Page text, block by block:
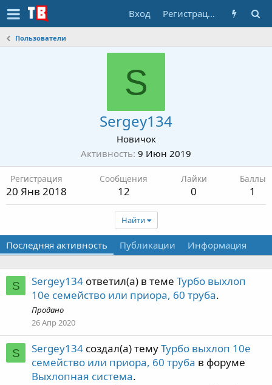
Вход Регистрация
Пользователи
S
Sergey134
Новичок
Активность 9 Июн 2019
Регистрация
20 Янв 2018
Сообщения
12
Лайки
0
Баллы
1
Найти
Последняя активность Публикации Информация
S Sergey134 ответил(а) в теме Турбо выхлоп
10е семейство или приора, 60 труба.
Продано
26 Апр 2020
S Sergey134 создал(а) темуТурбо выхлоп 10е
семейство или приора, 60 труба в форуме
Выхлопная система.